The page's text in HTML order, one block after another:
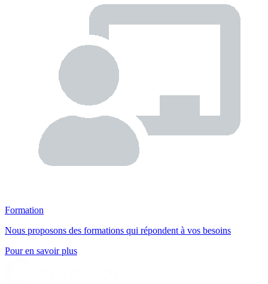
Formation
Nous proposons des formations qui répondent à vos besoins
Pour en savoir plus